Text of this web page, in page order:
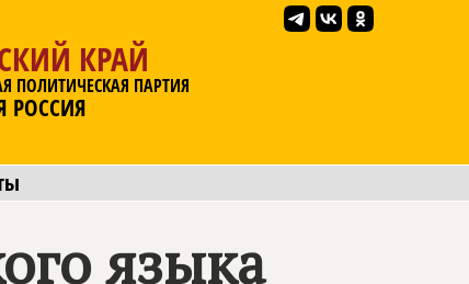
КРАЙ
ПОЛИТИЧЕСКАЯ ПАРТИЯ
РОССИЯ
языка